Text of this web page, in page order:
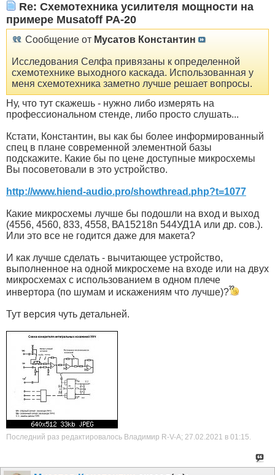
Re: Схемотехника усилителя мощности на
примере Musatoff PA-20
Сообщение от Мусатов Константин
Исследования Селфа привязаны к определенной
схемотехнике выходного каскада. Использованная у
меня схемотехника заметно лучше решает вопросы.
Ну, что тут скажешь - нужно либо измерять на
профессиональном стенде, либо просто слушать...
Кстати, Константин, вы как бы более информированный
спец в плане современной элементной базы
подскажите. Какие бы по цене доступные микросхемы
Вы посоветовали в это устройство.
http://www.hiend-audio.pro/showthread.php?t=1077
Какие микросхемы лучше бы подошли на вход и выход
(4556, 4560, 833, 4558, ВА15218n 544УД1А или др. сов.).
Или это все не годится даже для макета?
И как лучше сделать - вычитающее устройство,
выполненное на одной микросхеме на входе или на двух
микросхемах с использованием в одном плече
инвертора (по шумам и искажениям что лучше)?
Тут версия чуть детальней.
Последний раз редактировалось Владимир R-V-A; 27.02.2021 в 01:15.